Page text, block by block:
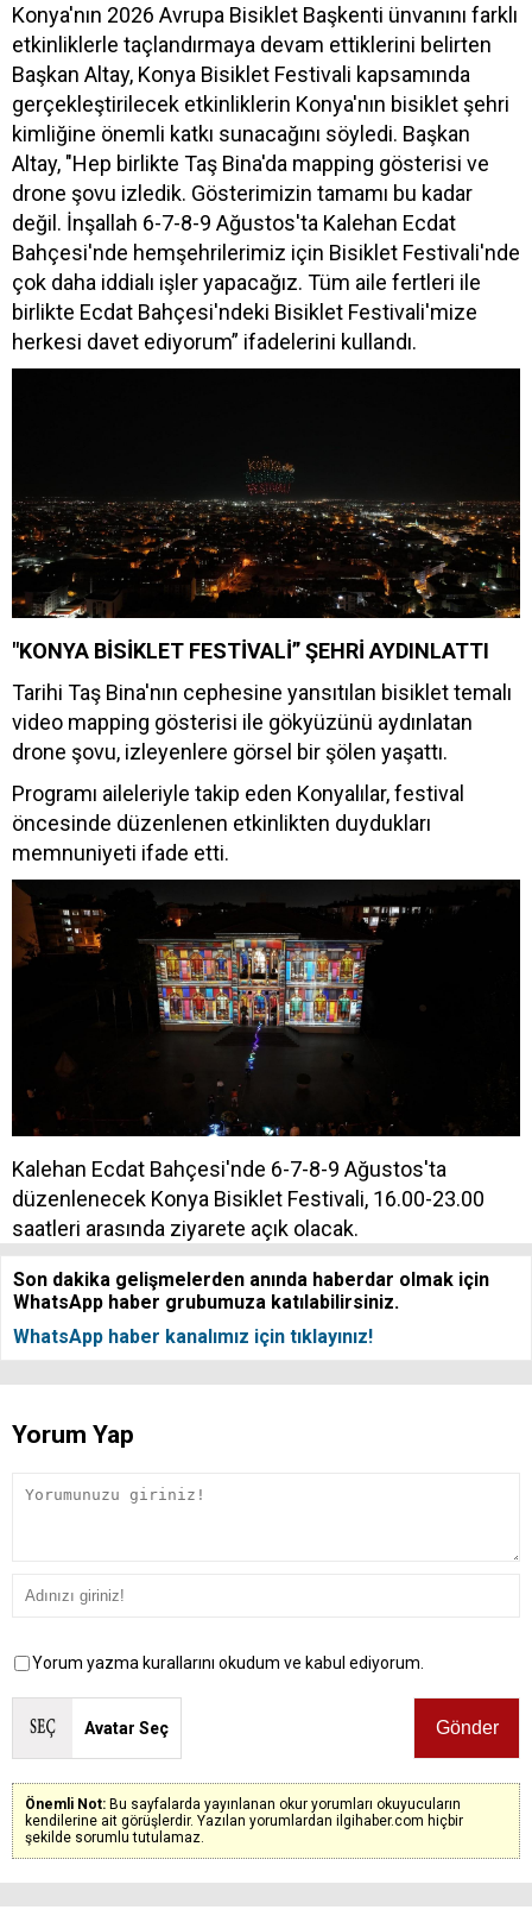
Konya'nın 2026 Avrupa Bisiklet Başkenti ünvanını farklı
etkinliklerle taçlandırmaya devam ettiklerini belirten
Başkan Altay, Konya Bisiklet Festivali kapsamında
gerçekleştirilecek etkinliklerin Konya'nın bisiklet şehri
kimliğine önemli katkı sunacağını söyledi. Başkan
Altay, "Hep birlikte Taş Bina'da mapping gösterisi ve
drone şovu izledik. Gösterimizin tamamı bu kadar
değil. İnşallah 6-7-8-9 Ağustos'ta Kalehan Ecdat
Bahçesi'nde hemşehrilerimiz için Bisiklet Festivali'nde
çok daha iddialı işler yapacağız. Tüm aile fertleri ile
birlikte Ecdat Bahçesi'ndeki Bisiklet Festivali'mize
herkesi davet ediyorum” ifadelerini kullandı.
"KONYA BİSİKLET FESTİVALİ” ŞEHRİ AYDINLATTI
Tarihi Taş Bina'nın cephesine yansıtılan bisiklet temalı
video mapping gösterisi ile gökyüzünü aydınlatan
drone şovu, izleyenlere görsel bir şölen yaşattı.
Programı aileleriyle takip eden Konyalılar, festival
öncesinde düzenlenen etkinlikten duydukları
memnuniyeti ifade etti.
Kalehan Ecdat Bahçesi'nde 6-7-8-9 Ağustos'ta
düzenlenecek Konya Bisiklet Festivali, 16.00-23.00
saatleri arasında ziyarete açık olacak.
Son dakika gelişmelerden anında haberdar olmak için
WhatsApp haber grubumuza katılabilirsiniz.
WhatsApp haber kanalımız için tıklayınız!
Yorum Yap
Yorum yazma kurallarını okudum ve kabul ediyorum.
Avatar Seç
Önemli Not: Bu sayfalarda yayınlanan okur yorumları okuyucuların
kendilerine ait görüşlerdir. Yazılan yorumlardan ilgihaber.com hiçbir
şekilde sorumlu tutulamaz.